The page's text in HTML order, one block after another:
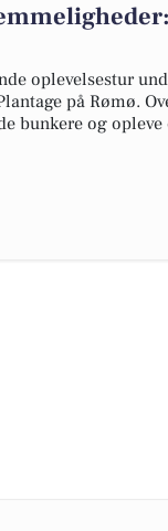
oplevelsestur
på Rømø.
bunkere og